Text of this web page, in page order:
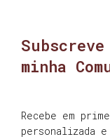
minha
Recebe em
personalizada